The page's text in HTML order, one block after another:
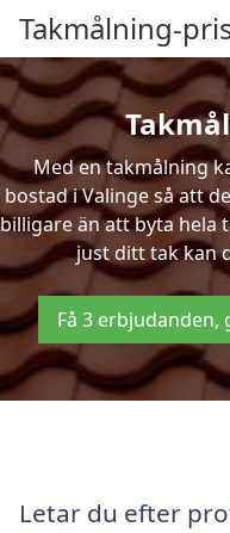
Takmålning-
Med en takmålning
bostad i Valinge så att
billigare än att byta hela
just ditt tak kan
Få 3
Letar du efter